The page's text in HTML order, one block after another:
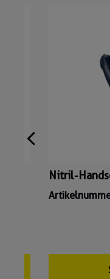
Nitril-